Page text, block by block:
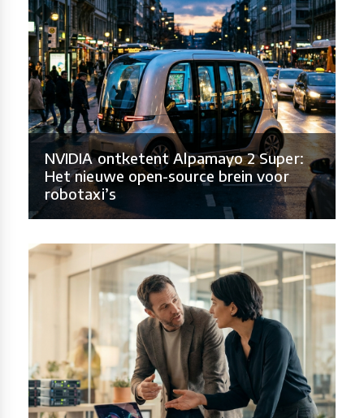
NVIDIA ontketent Alpamayo 2 Super:
Het nieuwe open-source brein voor
robotaxi’s